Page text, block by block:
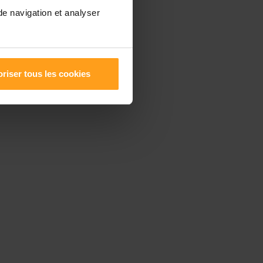
navigation et analyser
tous les cookies
un